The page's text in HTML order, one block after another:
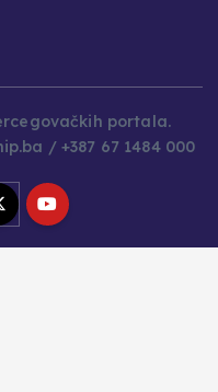
portala.
/ +387 67 1484 000